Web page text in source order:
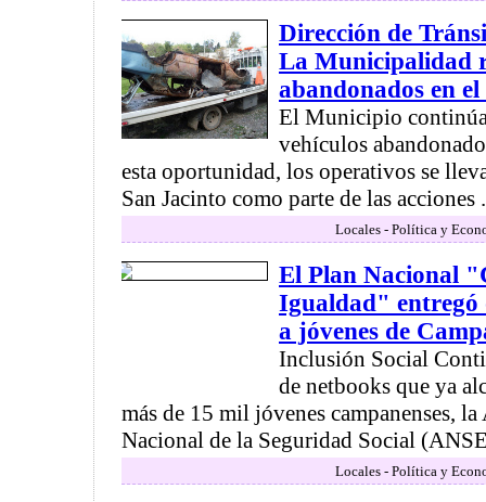
Dirección de
La Municipalidad
abandonados en
El Municipio
vehículos
esta oportunidad, los operativos se
San Jacinto como parte de las acciones
Locales - Política y
El Plan Nacional
Igualdad" entregó
a jóvenes de
Inclusión Social
de netbooks que ya
más de 15 mil jóvenes campanenses,
Nacional de la Seguridad Social
Locales - Política y